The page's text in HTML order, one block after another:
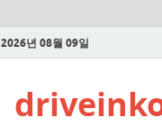
2026년 08월 09일